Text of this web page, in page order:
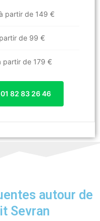
partir de 149 €
de 99 €
partir de 179 €
01 82 83 26 46
autour de
Sevran